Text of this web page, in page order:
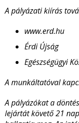
A pályázati kiírás
www.erd.hu
Érdi Újság
Egészségügyi
A munkáltatóval
A pályázókat a
lejártát követő 21